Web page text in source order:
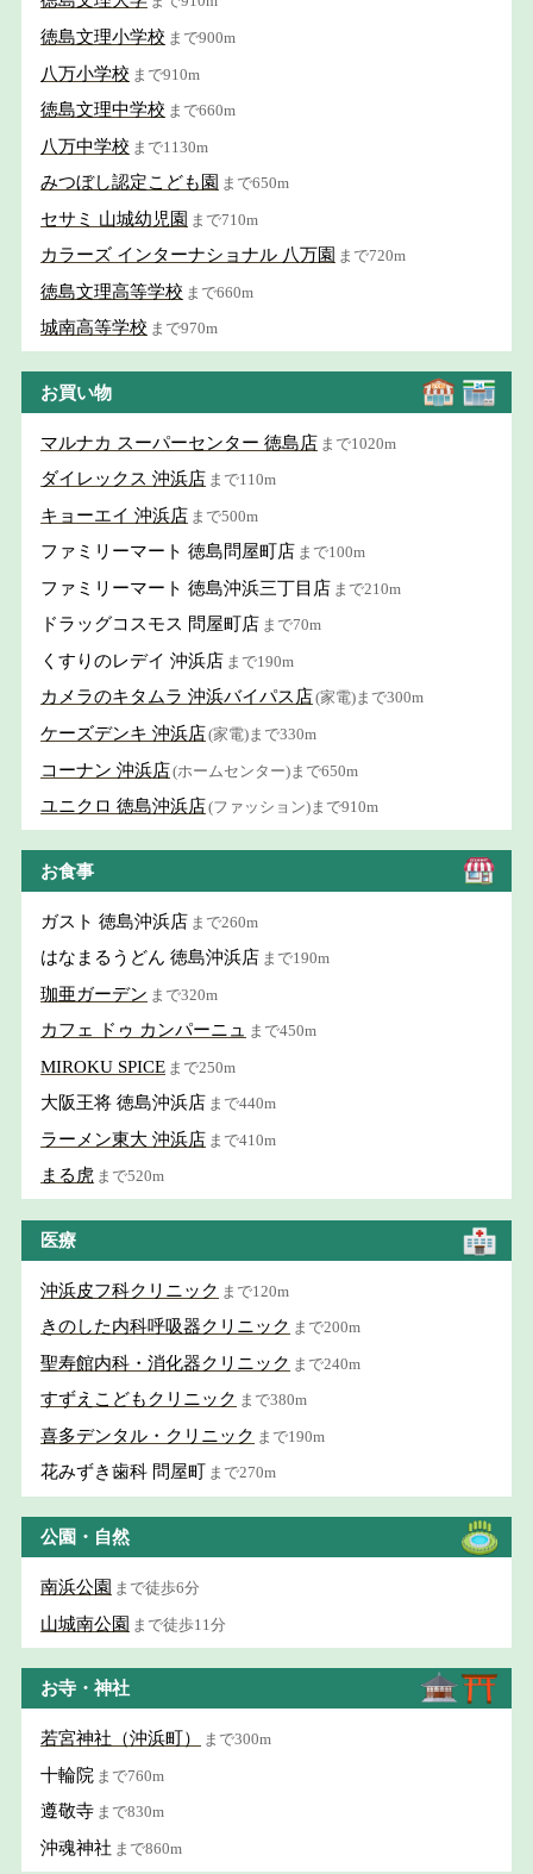
徳島文理小学校 まで900m
八万小学校 まで910m
徳島文理中学校 まで660m
八万中学校 まで1130m
みつぼし認定こども園 まで650m
セサミ 山城幼児園 まで710m
カラーズ インターナショナル 八万園 まで720m
徳島文理高等学校 まで660m
城南高等学校 まで970m
お買い物
マルナカ スーパーセンター 徳島店 まで1020m
ダイレックス 沖浜店 まで110m
キョーエイ 沖浜店 まで500m
ファミリーマート 徳島問屋町店 まで100m
ファミリーマート 徳島沖浜三丁目店 まで210m
ドラッグコスモス 問屋町店 まで70m
くすりのレデイ 沖浜店 まで190m
カメラのキタムラ 沖浜バイパス店(家電)まで300m
ケーズデンキ 沖浜店(家電)まで330m
コーナン 沖浜店(ホームセンター)まで650m
ユニクロ 徳島沖浜店(ファッション)まで910m
お食事
ガスト 徳島沖浜店 まで260m
はなまるうどん 徳島沖浜店 まで190m
珈亜ガーデン まで320m
カフェ ドゥ カンパーニュ まで450m
MIROKU SPICE まで250m
大阪王将 徳島沖浜店 まで440m
ラーメン東大 沖浜店 まで410m
まる虎 まで520m
医療
沖浜皮フ科クリニック まで120m
きのした内科呼吸器クリニック まで200m
聖寿館内科・消化器クリニック まで240m
すずえこどもクリニック まで380m
喜多デンタル・クリニック まで190m
花みずき歯科 問屋町 まで270m
公園・自然
南浜公園 まで徒歩6分
山城南公園 まで徒歩11分
お寺・神社
若宮神社（沖浜町） まで300m
十輪院 まで760m
遵敬寺 まで830m
沖魂神社 まで860m